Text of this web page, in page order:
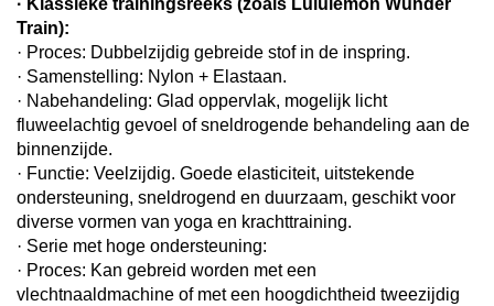
· Klassieke trainingsreeks (zoals Lululemon Wunder
Train):
· Proces: Dubbelzijdig gebreide stof in de inspring.
· Samenstelling: Nylon + Elastaan.
· Nabehandeling: Glad oppervlak, mogelijk licht
fluweelachtig gevoel of sneldrogende behandeling aan de
binnenzijde.
· Functie: Veelzijdig. Goede elasticiteit, uitstekende
ondersteuning, sneldrogend en duurzaam, geschikt voor
diverse vormen van yoga en krachttraining.
· Serie met hoge ondersteuning:
· Proces: Kan gebreid worden met een
vlechtnaaldmachine of met een hoogdichtheid tweezijdig